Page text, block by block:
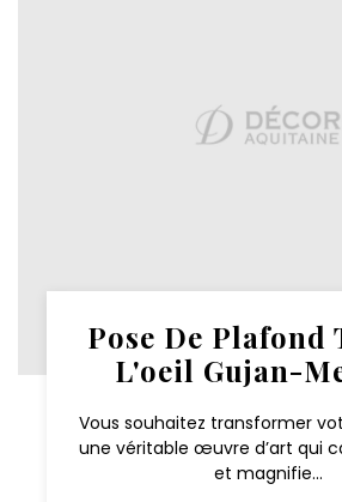
Pose De Plafond
L'oeil Gujan-
Vous souhaitez transformer
une véritable œuvre d’art qui
et magnifie...